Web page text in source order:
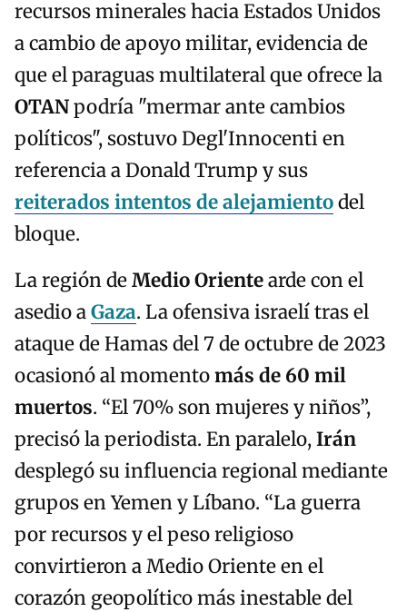
recursos minerales hacia Estados Unidos
a cambio de apoyo militar, evidencia de
que el paraguas multilateral que ofrece la
OTANpodría "mermar ante cambios
políticos", sostuvo Degl'Innocenti en
referencia a Donald Trump y sus
reiterados intentos de alejamientodel
bloque.
La región deMedio Orientearde con el
asedio aGaza. La ofensiva israelí tras el
ataque de Hamas del 7 de octubre de 2023
ocasionó al momentomás de 60 mil
muertos. “El 70% son mujeres y niños”,
precisó la periodista. En paralelo,Irán
desplegó su influencia regional mediante
grupos en Yemen y Líbano. “La guerra
por recursos y el peso religioso
convirtieron a Medio Oriente en el
corazón geopolítico más inestable del